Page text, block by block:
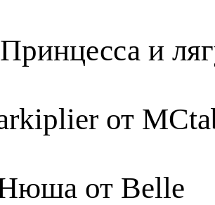
и
от
от Belle